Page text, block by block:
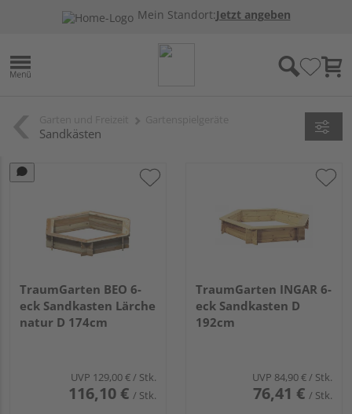
Mein Standort:Jetzt angeben
Sandkästen
TraumGarten BEO 6-
eck Sandkasten Lärche
natur D 174cm
UVP 129,00 €/ Stk.
116,10 € / Stk.
TraumGarten INGAR 6-
eck Sandkasten D
192cm
UVP 84,90 €/ Stk.
76,41 € / Stk.